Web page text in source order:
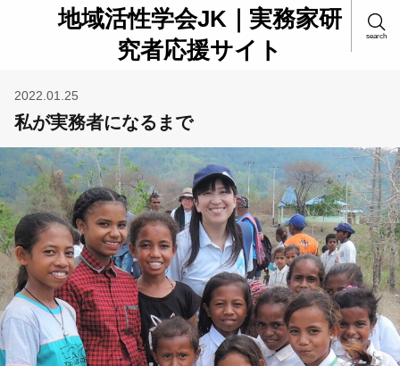
地域活性学会JK｜実務家研
究者応援サイト
search
2022.01.25
私が実務者になるまで